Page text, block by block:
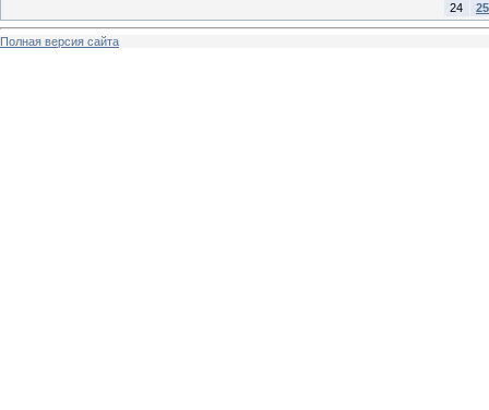
24
25
Полная версия сайта